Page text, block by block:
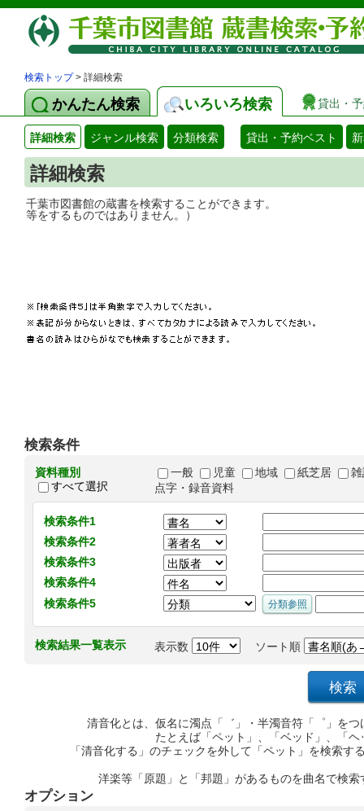
検索トップ> 詳細検索
かんたん検索 いろいろ検索 貸出・
詳細検索 ジャンル検索 分類検索 貸出・予約ベスト
詳細検索
千葉市図書館の蔵書を検索することがで
等をするものではありません。）
検索条件
資料種別
すべて選択
一般 児童 地域 紙芝居
点字・録音資料
検索条件1
検索条件2
検索条件3
検索条件4
検索条件5
検索結果一覧表示 表示数 ソート順
清音化とは、仮名に濁点「゛」・半濁音符「゜」を
たとえば「ペット」、「ベッド」、「
「清音化する」のチェックを外して「ペット」を検索
洋楽等「原題」と「邦題」があるものを曲名で検
オプション